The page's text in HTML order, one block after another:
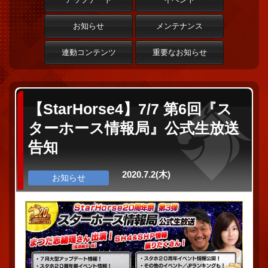
お知らせ メンテナンス
連動コンテンツ 重要なお知らせ
【StarHorse4】7/7 第6回『ス
ターホース情報局』公式生放送
告知
お知らせ 2020.7.2(木)